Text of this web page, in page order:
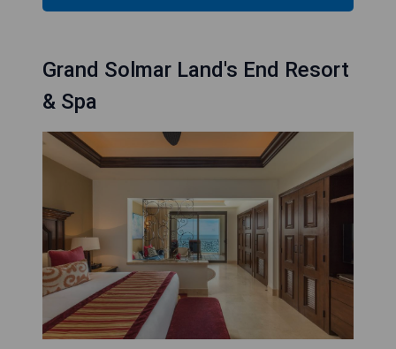
Grand Solmar Land's End Resort
& Spa